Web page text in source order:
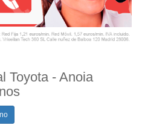
Toyota - Anoia